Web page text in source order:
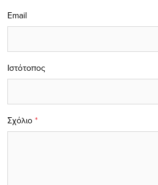
Σχόλιο *
Email
Ιστότοπος